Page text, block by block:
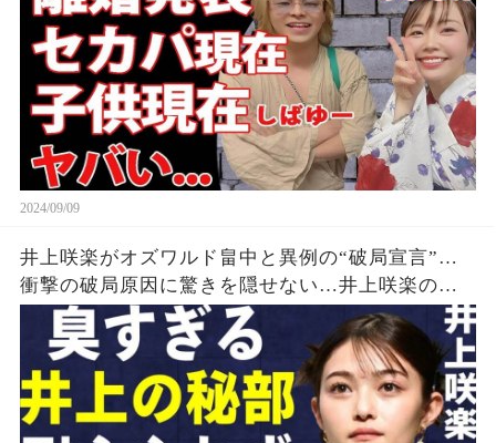
2024/09/09
井上咲楽がオズワルド畠中と異例の“破局宣言”…
衝撃の破局原因に驚きを隠せない…井上咲楽の介
護生活の真相